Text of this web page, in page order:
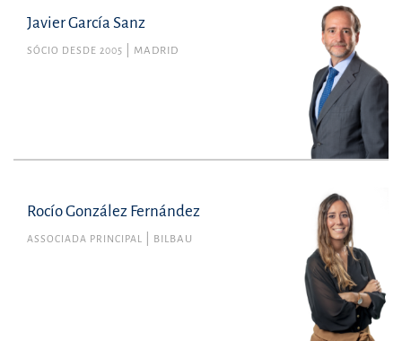
Javier García Sanz
SÓCIO DESDE 2005 MADRID
Rocío González Fernández
ASSOCIADA PRINCIPAL BILBAU